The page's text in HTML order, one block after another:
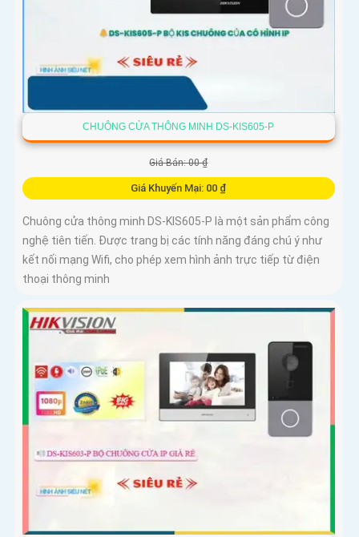
CHUÔNG CỬA THÔNG MINH DS-KIS605-P
Giá Bán: 00 ₫
Giá Khuyến Mại: 00 ₫
Chuông cửa thông minh DS-KIS605-P là một sản phẩm công
nghệ tiên tiến. Được trang bị các tính năng đáng chú ý như
kết nối mạng Wifi, cho phép xem hình ảnh trực tiếp từ điện
thoại thông minh